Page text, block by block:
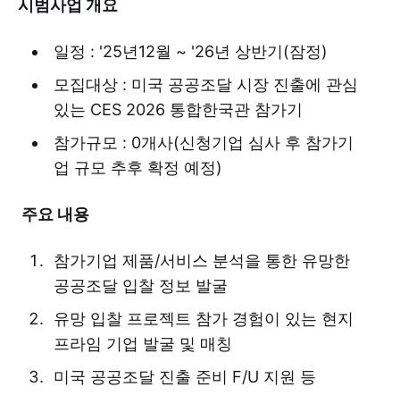
시범사업 개요
일정 : '25년12월 ~ '26년 상반기(잠정)
모집대상 : 미국 공공조달 시장 진출에 관심
있는 CES 2026 통합한국관 참가기
참가규모 : 0개사(신청기업 심사 후 참가기
업 규모 추후 확정 예정)
주요 내용
참가기업 제품/서비스 분석을 통한 유망한
공공조달 입찰 정보 발굴
유망 입찰 프로젝트 참가 경험이 있는 현지
프라임 기업 발굴 및 매칭
미국 공공조달 진출 준비 F/U 지원 등